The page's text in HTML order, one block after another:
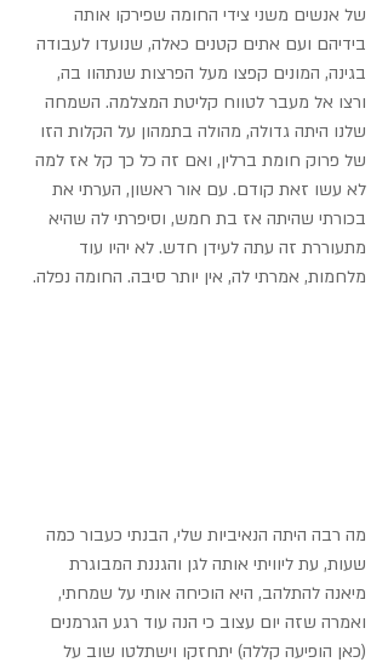
של אנשים משני צידי החומה שפירקו אותה
בידיהם ועם אתים קטנים כאלה, שנועדו לעבודה
בגינה, המונים קפצו מעל הפרצות שנתהוו בה,
ורצו אל מעבר לטווח קליטת המצלמה. השמחה
שלנו היתה גדולה, מהולה בתמהון על הקלות הזו
של פרוק חומת ברלין, ואם זה כל כך קל אז למה
לא עשו זאת קודם. עם אור ראשון, הערתי את
בכורתי שהיתה אז בת חמש, וסיפרתי לה שהיא
מתעוררת זה עתה לעידן חדש. לא יהיו עוד
מלחמות, אמרתי לה, אין יותר סיבה. החומה נפלה.
מה רבה היתה הנאיביות שלי, הבנתי כעבור כמה
שעות, עת ליוויתי אותה לגן והגננת המבוגרת
מיאנה להתלהב, היא הוכיחה אותי על שמחתי,
ואמרה שזה יום עצוב כי הנה עוד רגע הגרמנים
(כאן הופיעה קללה) יתחזקו וישתלטו שוב על